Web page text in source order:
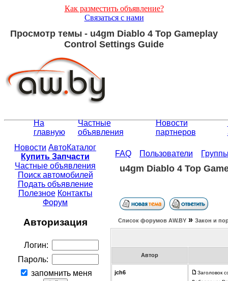
Как разместить объявление?
Связаться с нами
Просмотр темы - u4gm Diablo 4 Top Gameplay
Control Settings Guide
На
главную
Частные
объявления
Новости
партнеров
Новости АвтоКаталог
Купить Запчасти
Частные объявления
Поиск автомобилей
Подать объявление
Полезное Контакты
Форум
Авторизация
Логин:
Пароль:
запомнить меня
FAQ Пользователи
u4gm Diablo 4 Top
Список форумов АW.BY » Закон и
Автор
jch6
Заголовок